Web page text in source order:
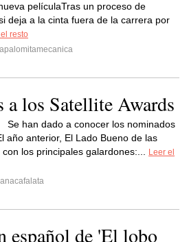
películaTras un proceso de
deja a la cinta fuera de la carrera por
resto
a los Satellite Awards
Se han dado a conocer los nominados
año anterior, El Lado Bueno de las
los principales galardones:...
Leer el
español de 'El lobo